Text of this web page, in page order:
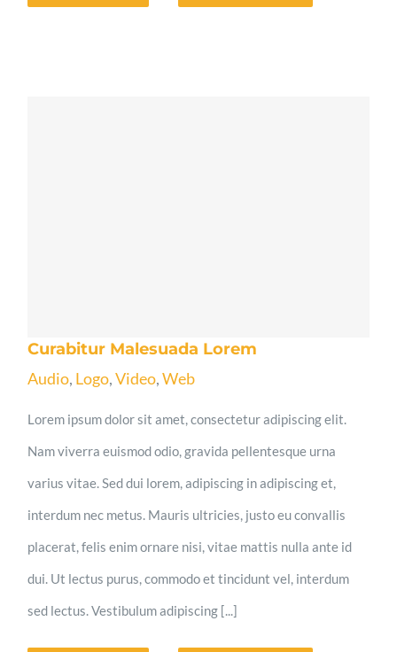
Curabitur Malesuada Lorem
Audio, Logo,Video,Web
Lorem ipsum dolor sit amet, consectetur adipiscing elit.
Nam viverra euismod odio, gravida pellentesque urna
varius vitae. Sed dui lorem, adipiscing in adipiscing et,
interdum nec metus. Mauris ultricies, justo eu convallis
placerat, felis enim ornare nisi, vitae mattis nulla ante id
dui. Ut lectus purus, commodo et tincidunt vel, interdum
sed lectus. Vestibulum adipiscing [...]